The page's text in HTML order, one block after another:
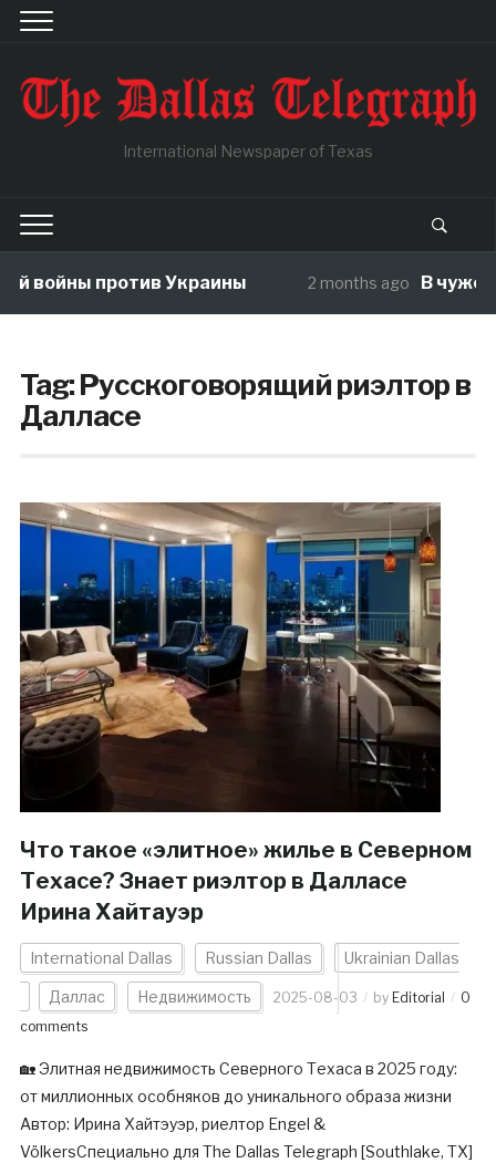
International Newspaper of Texas
против Украины 2 months ago В чужой
Tag:Русскоговорящий риэлтор в
Далласе
Что такое «элитное» жилье в Северном
Техасе? Знает риэлтор в Далласе
Ирина Хайтауэр
International Dallas Russian Dallas Ukrainian Dallas
Даллас Недвижимость 2025-08-03 by Editorial
0
comments
🏡 Элитная недвижимость Северного Техаса в 2025 году:
от миллионных особняков до уникального образа жизни
Автор: Ирина Хайтэуэр, риелтор Engel &
VölkersСпециально для The Dallas Telegraph [Southlake, TX]